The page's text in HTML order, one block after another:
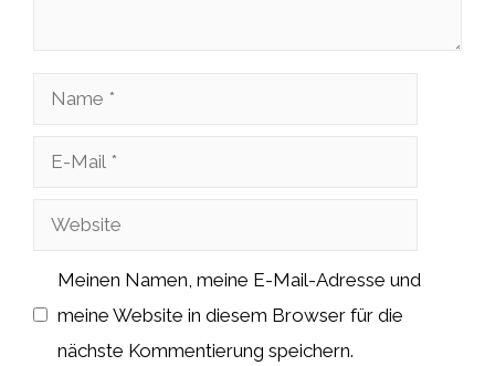
Name
Website
Meinen Namen, meine E-Mail-Adresse und
meine Website in diesem Browser für die
nächste Kommentierung speichern.